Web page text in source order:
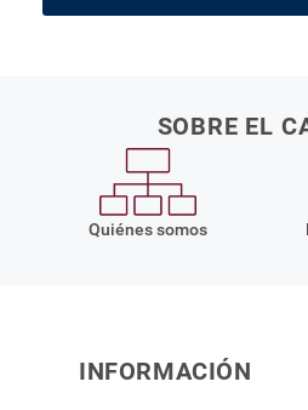
SOBRE EL
Quiénes somos
INFORMACIÓN